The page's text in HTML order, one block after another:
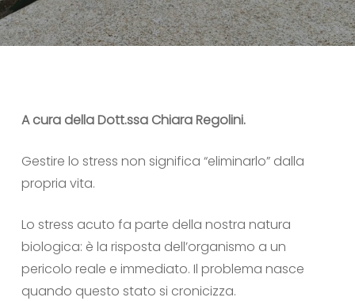
A cura della Dott.ssa Chiara Regolini.
Gestire lo stress non significa “eliminarlo” dalla
propria vita.
Lo stress acuto fa parte della nostra natura
biologica: è la risposta dell’organismo a un
pericolo reale e immediato. Il problema nasce
quando questo stato si cronicizza.